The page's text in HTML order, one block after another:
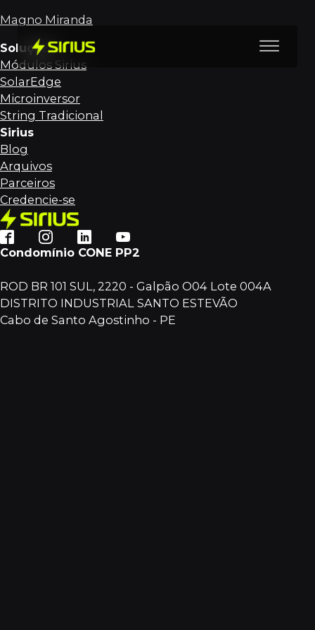
Magno Miranda
Condomínio CONE PP2
ROD BR 101 SUL, 2220 - Galpão O04 Lote 004A
DISTRITO INDUSTRIAL SANTO ESTEVÃO
Cabo de Santo Agostinho - PE
Sirius
Blog
Arquivos
Parceiros
Credencie-se
Soluções
Módulos Sirius
SolarEdge
Microinversor
String Tradicional